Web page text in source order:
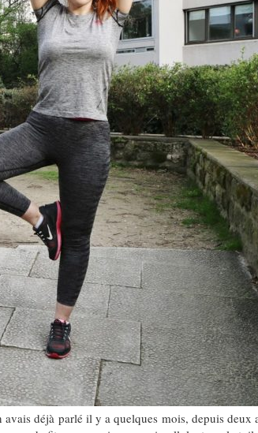
déjà parlé il y a quelques mois, depuis deux